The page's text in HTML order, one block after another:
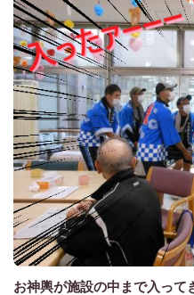
お神輿が施設の中まで入って